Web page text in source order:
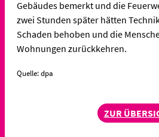
Gebäudes bemerkt und die
zwei Stunden später hätten
Schaden behoben und die
Wohnungen zurückkehren.
Quelle: dpa
ZUR